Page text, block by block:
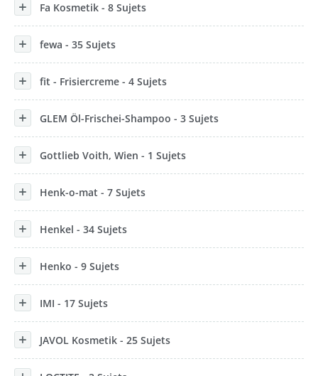
Fa Kosmetik - 8 Sujets
fewa - 35 Sujets
fit - Frisiercreme - 4 Sujets
GLEM Öl-Frischei-Shampoo - 3 Sujets
Gottlieb Voith, Wien - 1 Sujets
Henk-o-mat - 7 Sujets
Henkel - 34 Sujets
Henko - 9 Sujets
IMI - 17 Sujets
JAVOL Kosmetik - 25 Sujets